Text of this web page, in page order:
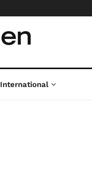
International